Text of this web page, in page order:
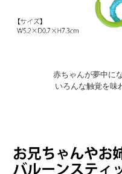
赤ちゃんが夢中に
いろんな触覚を味